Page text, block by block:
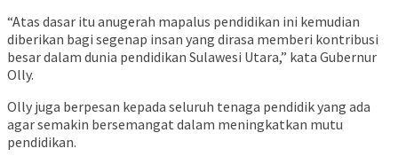
“Atas dasar itu anugerah mapalus pendidikan ini kemudian
diberikan bagi segenap insan yang dirasa memberi kontribusi
besar dalam dunia pendidikan Sulawesi Utara,” kata Gubernur
Olly.
Olly juga berpesan kepada seluruh tenaga pendidik yang ada
agar semakin bersemangat dalam meningkatkan mutu
pendidikan.